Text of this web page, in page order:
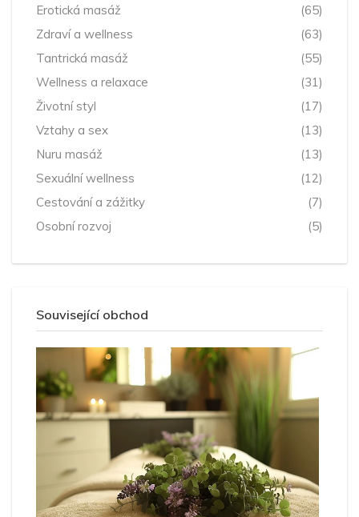
Erotická masáž
(65)
Zdraví a wellness
(63)
Tantrická masáž
(55)
Wellness a relaxace
(31)
Životní styl
(17)
Vztahy a sex
(13)
Nuru masáž
(13)
Sexuální wellness
(12)
Cestování a zážitky
(7)
Osobní rozvoj
(5)
Související obchod